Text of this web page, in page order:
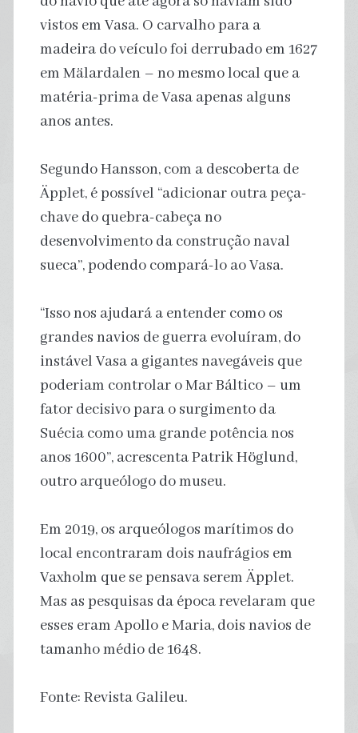
vistos em Vasa. O carvalho para a
madeira do veículo foi derrubado em 1627
em Mälardalen – no mesmo local que a
matéria-prima de Vasa apenas alguns
anos antes.
Segundo Hansson, com a descoberta de
Äpplet, é possível “adicionar outra peça-
chave do quebra-cabeça no
desenvolvimento da construção naval
sueca”, podendo compará-lo ao Vasa.
“Isso nos ajudará a entender como os
grandes navios de guerra evoluíram, do
instável Vasa a gigantes navegáveis ​​que
poderiam controlar o Mar Báltico – um
fator decisivo para o surgimento da
Suécia como uma grande potência nos
anos 1600”, acrescenta Patrik Höglund,
outro arqueólogo do museu.
Em 2019, os arqueólogos marítimos do
local encontraram dois naufrágios em
Vaxholm que se pensava serem Äpplet.
Mas as pesquisas da época revelaram que
esses eram Apollo e Maria, dois navios de
tamanho médio de 1648.
Fonte: Revista Galileu.